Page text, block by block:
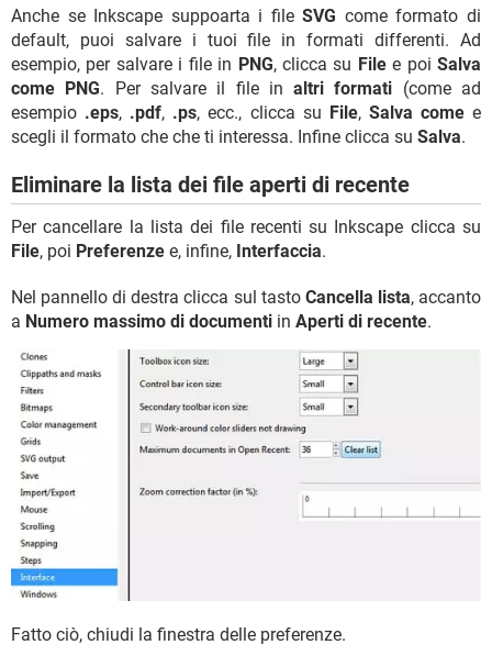
Anche se Inkscape suppoarta i fileSVG come formato di
default, puoi salvare i tuoi file in formati differenti. Ad
esempio, per salvare i file in PNG, clicca su Filee poi Salva
come PNG. Per salvare il file inaltri formati (come ad
esempio .eps, .pdf, .ps, ecc., clicca su File, Salva comee
scegli il formato che che ti interessa. Infine clicca su Salva.
Eliminare la lista dei file aperti di recente
Per cancellare la lista dei file recenti su Inkscape clicca su
File, poi Preferenze e, infine, Interfaccia.
Nel pannello di destra clicca sul tasto Cancella lista, accanto
a Numero massimo di documenti in Aperti di recente.
Fatto ciò, chiudi la finestra delle preferenze.